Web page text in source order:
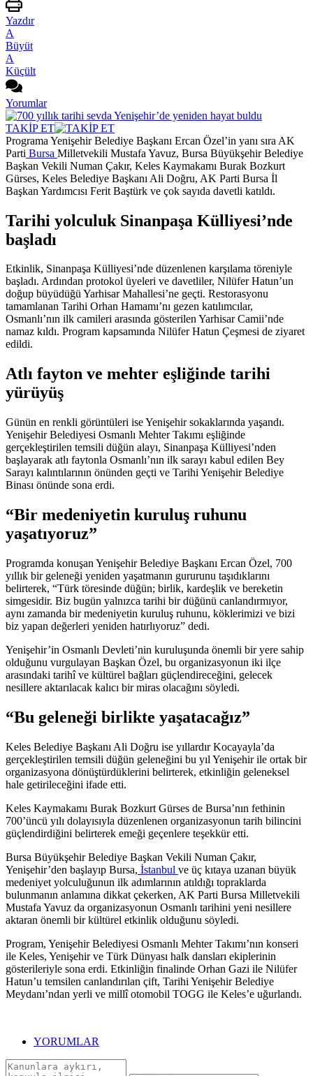
Yazdır
A
Büyüt
A
Küçült
Yorumlar
TAKİP ET
Programa Yenişehir Belediye Başkanı Ercan Özel’in yanı sıra AK
Parti Bursa Milletvekili Mustafa Yavuz, Bursa Büyükşehir Belediye
Başkan Vekili Numan Çakır, Keles Kaymakamı Burak Bozkurt
Gürses, Keles Belediye Başkanı Ali Doğru, AK Parti Bursa İl
Başkan Yardımcısı Ferit Baştürk ve çok sayıda davetli katıldı.
Tarihi yolculuk Sinanpaşa Külliyesi’nde
başladı
Etkinlik, Sinanpaşa Külliyesi’nde düzenlenen karşılama töreniyle
başladı. Ardından protokol üyeleri ve davetliler, Nilüfer Hatun’un
doğup büyüdüğü Yarhisar Mahallesi’ne geçti. Restorasyonu
tamamlanan Tarihi Orhan Hamamı’nı gezen katılımcılar,
Osmanlı’nın ilk camileri arasında gösterilen Yarhisar Camii’nde
namaz kıldı. Program kapsamında Nilüfer Hatun Çeşmesi de ziyaret
edildi.
Atlı fayton ve mehter eşliğinde tarihi
yürüyüş
Günün en renkli görüntüleri ise Yenişehir sokaklarında yaşandı.
Yenişehir Belediyesi Osmanlı Mehter Takımı eşliğinde
gerçekleştirilen temsili düğün alayı, Sinanpaşa Külliyesi’nden
başlayarak atlı faytonla Osmanlı’nın ilk sarayı kabul edilen Bey
Sarayı kalıntılarının önünden geçti ve Tarihi Yenişehir Belediye
Binası önünde sona erdi.
“Bir medeniyetin kuruluş ruhunu
yaşatıyoruz”
Programda konuşan Yenişehir Belediye Başkanı Ercan Özel, 700
yıllık bir geleneği yeniden yaşatmanın gururunu taşıdıklarını
belirterek, “Türk töresinde düğün; birlik, kardeşlik ve bereketin
simgesidir. Biz bugün yalnızca tarihi bir düğünü canlandırmıyor,
aynı zamanda bir medeniyetin kuruluş ruhunu, köklerimizi ve bizi
biz yapan değerleri yeniden hatırlıyoruz” dedi.
Yenişehir’in Osmanlı Devleti’nin kuruluşunda önemli bir yere sahip
olduğunu vurgulayan Başkan Özel, bu organizasyonun iki ilçe
arasındaki tarihî ve kültürel bağları güçlendireceğini, gelecek
nesillere aktarılacak kalıcı bir miras olacağını söyledi.
“Bu geleneği birlikte yaşatacağız”
Keles Belediye Başkanı Ali Doğru ise yıllardır Kocayayla’da
gerçekleştirilen temsili düğün geleneğini bu yıl Yenişehir ile ortak bir
organizasyona dönüştürdüklerini belirterek, etkinliğin geleneksel
hale getirileceğini ifade etti.
Keles Kaymakamı Burak Bozkurt Gürses de Bursa’nın fethinin
700’üncü yılı dolayısıyla düzenlenen organizasyonun tarih bilincini
güçlendirdiğini belirterek emeği geçenlere teşekkür etti.
Bursa Büyükşehir Belediye Başkan Vekili Numan Çakır,
Yenişehir’den başlayıp Bursa, İstanbul ve üç kıtaya uzanan büyük
medeniyet yolculuğunun ilk adımlarının atıldığı topraklarda
bulunmanın anlamına dikkat çekerken, AK Parti Bursa Milletvekili
Mustafa Yavuz da organizasyonun Osmanlı tarihini yeni nesillere
aktaran önemli bir kültürel etkinlik olduğunu söyledi.
Program, Yenişehir Belediyesi Osmanlı Mehter Takımı’nın konseri
ile Keles, Yenişehir ve Türk Dünyası halk dansları ekiplerinin
gösterileriyle sona erdi. Etkinliğin finalinde Orhan Gazi ile Nilüfer
Hatun’u temsilen canlandırılan çift, Tarihi Yenişehir Belediye
Meydanı’ndan yerli ve millî otomobil TOGG ile Keles’e uğurlandı.
YORUMLAR